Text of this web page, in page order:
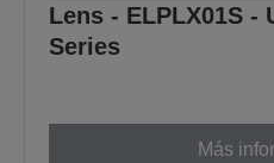
Lens - ELPLX01S -
Series
Más